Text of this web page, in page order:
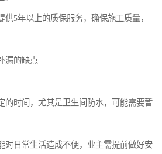
5年以上的质保服务，确保施工质量，
漏的缺点
的时间，尤其是卫生间防水，可能需要暂
对日常生活造成不便，业主需提前做好安